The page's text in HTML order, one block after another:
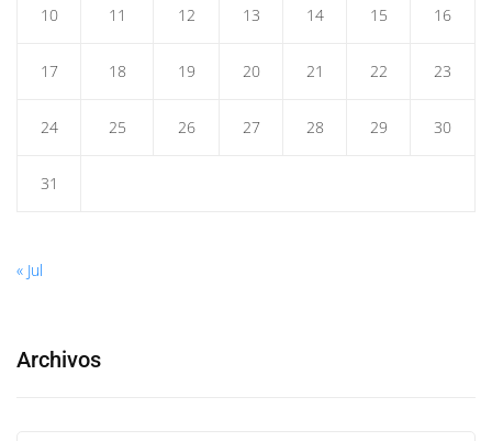
10 11 12 13 14 15 16
17 18 19 20 21 22 23
24 25 26 27 28 29 30
31
« Jul
Archivos